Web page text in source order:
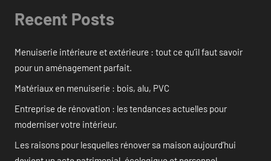
Recent Posts
Menuiserie intérieure et extérieure : tout ce qu’il faut savoir
pour un aménagement parfait.
Matériaux en menuiserie : bois, alu, PVC
Entreprise de rénovation : les tendances actuelles pour
moderniser votre intérieur.
Les raisons pour lesquelles rénover sa maison aujourd’hui